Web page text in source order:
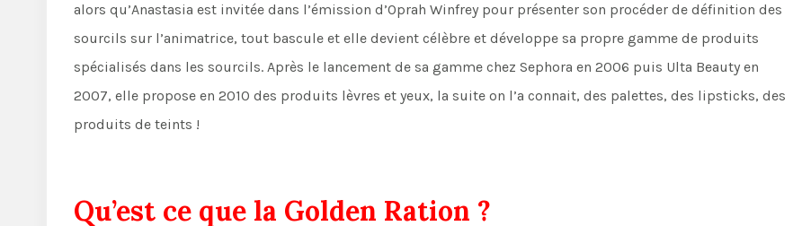
alors qu’Anastasia est invitée dans l’émission d’Oprah Winfrey pour présenter son procéder de définition des
sourcils sur l’animatrice, tout bascule et elle devient célèbre et développe sa propre gamme de produits
spécialisés dans les sourcils. Après le lancement de sa gamme chez Sephora en 2006 puis Ulta Beauty en
2007, elle propose en 2010 des produits lèvres et yeux, la suite on l’a connait, des palettes, des lipsticks, des
produits de teints !
Qu’est ce que la Golden Ration ?